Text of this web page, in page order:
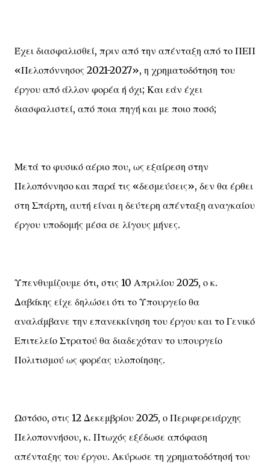
Έχει διασφαλισθεί, πριν από την απένταξη από το ΠΕΠ
«Πελοπόννησος 2021-2027», η χρηματοδότηση του
έργου από άλλον φορέα ή όχι; Και εάν έχει
διασφαλιστεί, από ποια πηγή και με ποιο ποσό;
Μετά το φυσικό αέριο που, ως εξαίρεση στην
Πελοπόννησο και παρά τις «δεσμεύσεις», δεν θα έρθει
στη Σπάρτη, αυτή είναι η δεύτερη απένταξη αναγκαίου
έργου υποδομής μέσα σε λίγους μήνες.
Υπενθυμίζουμε ότι, στις 10 Απριλίου 2025, ο κ.
Δαβάκης είχε δηλώσει ότι το Υπουργείο θα
αναλάμβανε την επανεκκίνηση του έργου και το Γενικό
Επιτελείο Στρατού θα διαδεχόταν το υπουργείο
Πολιτισμού ως φορέας υλοποίησης.
Ωστόσο, στις 12 Δεκεμβρίου 2025, ο Περιφερειάρχης
Πελοποννήσου, κ. Πτωχός εξέδωσε απόφαση
απένταξης του έργου. Ακύρωσε τη χρηματοδότησή του